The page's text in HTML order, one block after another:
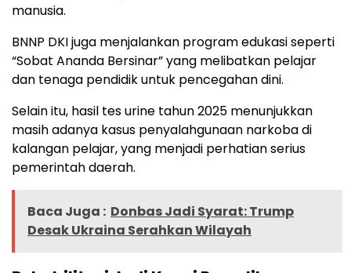
manusia.
BNNP DKI juga menjalankan program edukasi seperti
“Sobat Ananda Bersinar” yang melibatkan pelajar
dan tenaga pendidik untuk pencegahan dini.
Selain itu, hasil tes urine tahun 2025 menunjukkan
masih adanya kasus penyalahgunaan narkoba di
kalangan pelajar, yang menjadi perhatian serius
pemerintah daerah.
Baca Juga : Donbas Jadi Syarat: Trump
Desak Ukraina Serahkan Wilayah